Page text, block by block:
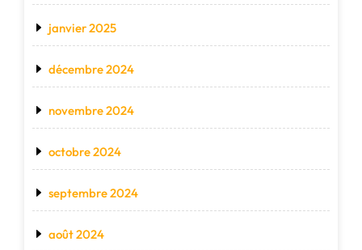
janvier 2025
décembre 2024
novembre 2024
octobre 2024
septembre 2024
août 2024